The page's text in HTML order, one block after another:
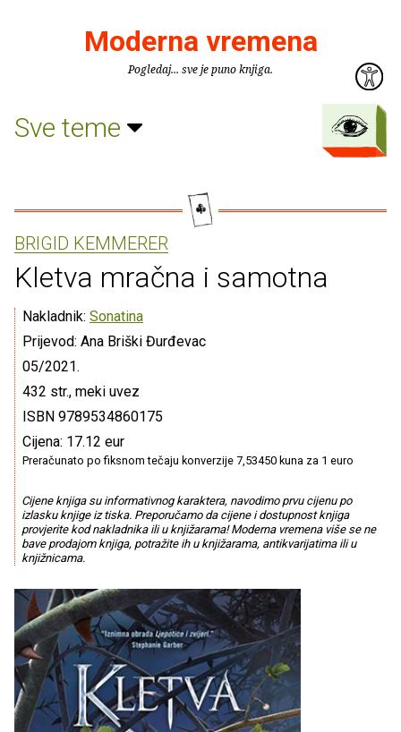
Moderna vremena
Pogledaj... sve je puno knjiga.
Sve teme
BRIGID KEMMERER
Kletva mračna i samotna
Nakladnik: Sonatina
Prijevod: Ana Briški Đurđevac
05/2021.
432 str., meki uvez
ISBN 9789534860175
Cijena: 17.12 eur
Preračunato po fiksnom tečaju konverzije 7,53450 kuna za 1 euro
Cijene knjiga su informativnog karaktera, navodimo prvu cijenu po
izlasku knjige iz tiska. Preporučamo da cijene i dostupnost knjiga
provjerite kod nakladnika ili u knjižarama! Moderna vremena više se ne
bave prodajom knjiga, potražite ih u knjižarama, antikvarijatima ili u
knjižnicama.